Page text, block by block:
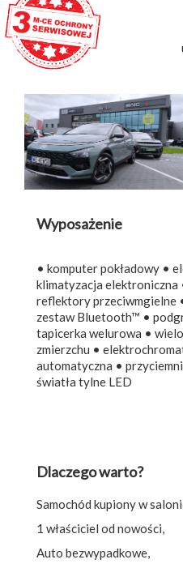
Wyposażenie
• komputer pokładowy •
klimatyzacja elektroniczna
reflektory przeciwmgielne
zestaw Bluetooth™ •
tapicerka welurowa •
zmierzchu •
automatyczna •
światła tylne LED
Dlaczego warto?
Samochód kupiony w
1 właściciel od nowości,
Auto bezwypadkowe,